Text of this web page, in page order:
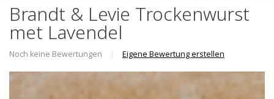
Brandt & Levie Trockenwurst
met Lavendel
Noch keine Bewertungen | Eigene Bewertung erstellen